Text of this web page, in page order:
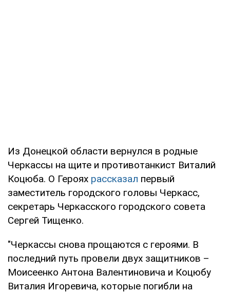
Из Донецкой области вернулся в родные
Черкассы на щите и противотанкист Виталий
Коцюба. О Героях рассказал первый
заместитель городского головы Черкасс,
секретарь Черкасского городского совета
Сергей Тищенко.
"Черкассы снова прощаются с героями. В
последний путь провели двух защитников –
Моисеенко Антона Валентиновича и Коцюбу
Виталия Игоревича, которые погибли на